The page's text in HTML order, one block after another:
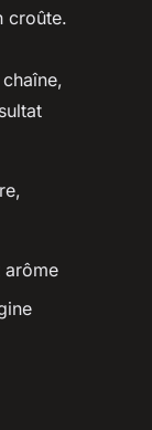
croûte.
arôme